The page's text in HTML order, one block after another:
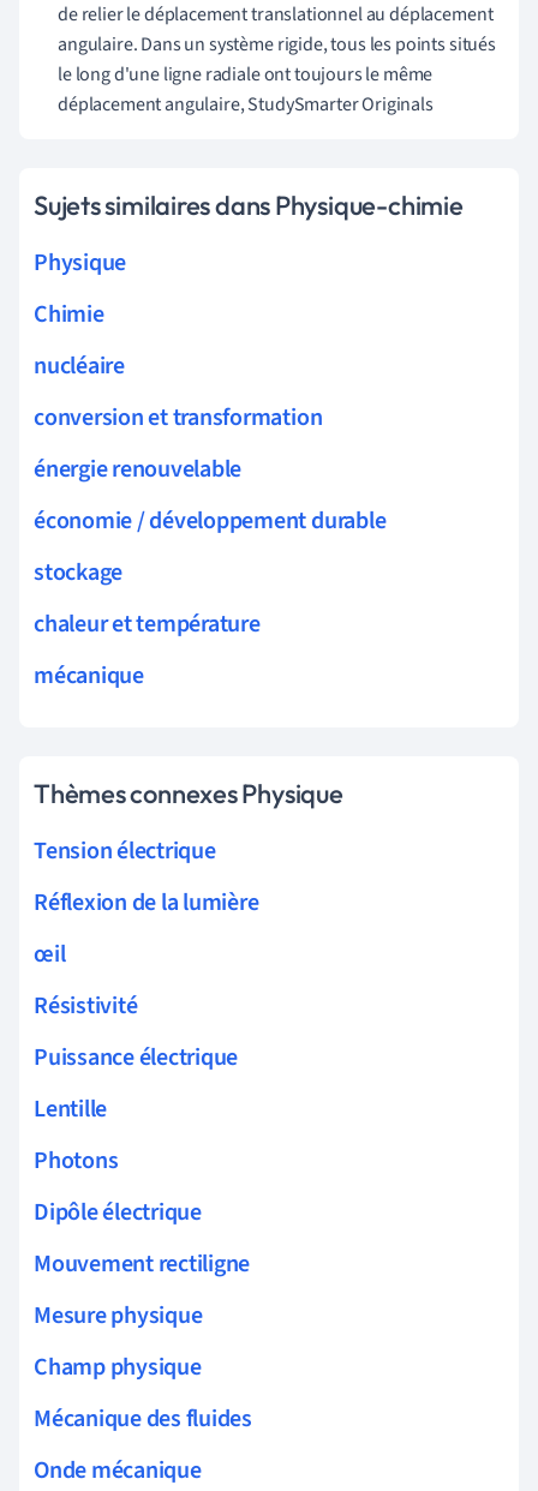
de relier le déplacement translationnel au déplacement
angulaire. Dans un système rigide, tous les points situés
le long d'une ligne radiale ont toujours le même
déplacement angulaire, StudySmarter Originals
Sujets similaires dans Physique-chimie
Physique
Chimie
nucléaire
conversion et transformation
énergie renouvelable
économie / développement durable
stockage
chaleur et température
mécanique
Thèmes connexes Physique
Tension électrique
Réflexion de la lumière
œil
Résistivité
Puissance électrique
Lentille
Photons
Dipôle électrique
Mouvement rectiligne
Mesure physique
Champ physique
Mécanique des fluides
Onde mécanique